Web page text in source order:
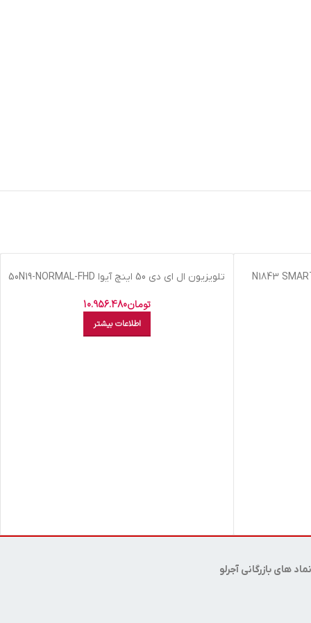
اتمام موجودی
تلویزیون ال اي دي 50 اينچ آيوا 50N19-NORMAL-FHD
تومان10.956.480
اطلاعات بیشتر
نماد های بازرگانی آجرلو